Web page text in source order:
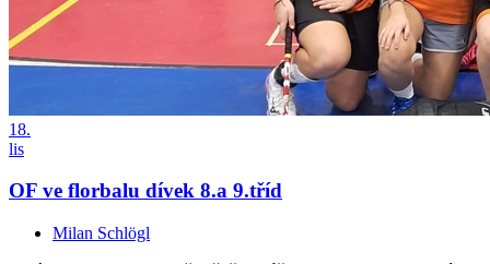
18.
lis
OF ve florbalu dívek 8.a 9.tříd
Milan Schlögl